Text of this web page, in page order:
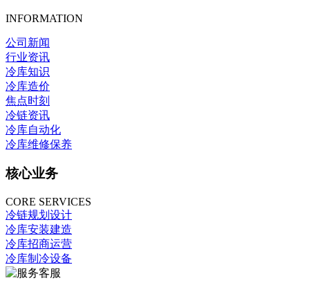
INFORMATION
公司新闻
行业资讯
冷库知识
冷库造价
焦点时刻
冷链资讯
冷库自动化
冷库维修保养
核心业务
CORE SERVICES
冷链规划设计
冷库安装建造
冷库招商运营
冷库制冷设备